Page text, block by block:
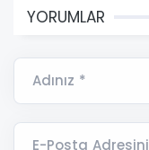
YORUMLAR
Adınız *
E-Posta